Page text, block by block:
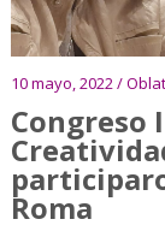
10 mayo, 2022 /
Congreso
Roma